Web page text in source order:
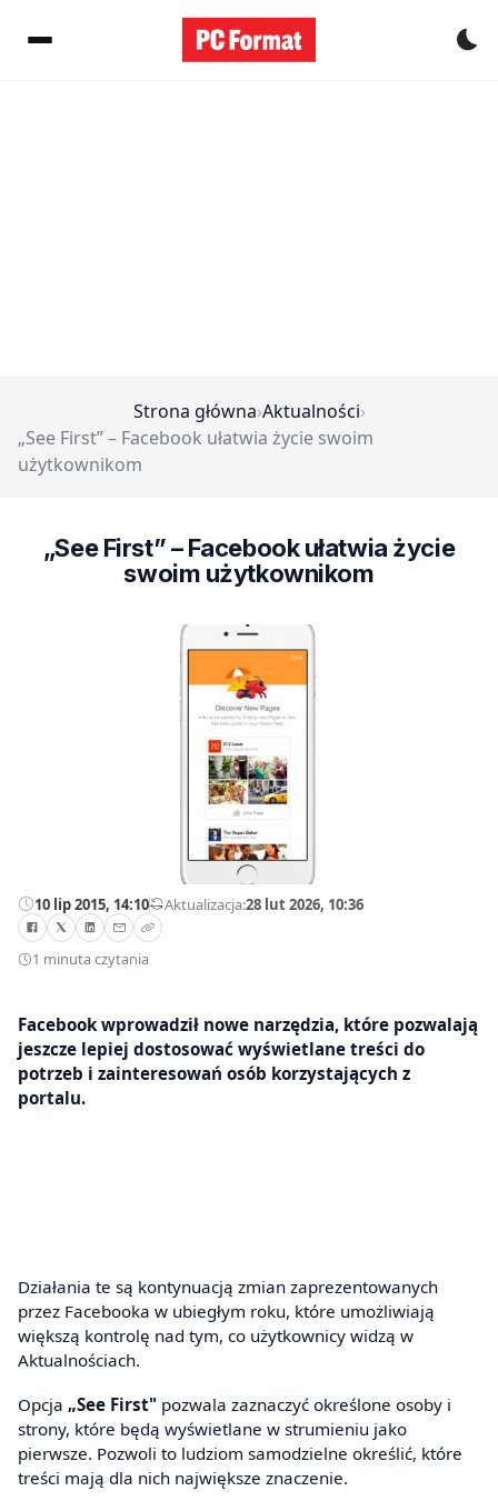
Strona główna›Aktualności›
„See First” – Facebook ułatwia życie swoim
użytkownikom
„See First” – Facebook ułatwia życie
swoim użytkownikom
10 lip 2015, 14:10—Aktualizacja:28 lut 2026, 10:36
1 minuta czytania
Facebook wprowadził nowe narzędzia, które pozwalają
jeszcze lepiej dostosować wyświetlane treści do
potrzeb i zainteresowań osób korzystających z
portalu.
Działania te są kontynuacją zmian zaprezentowanych
przez Facebooka w ubiegłym roku, które umożliwiają
większą kontrolę nad tym, co użytkownicy widzą w
Aktualnościach.
Opcja „See First" pozwala zaznaczyć określone osoby i
strony, które będą wyświetlane w strumieniu jako
pierwsze. Pozwoli to ludziom samodzielne określić, które
treści mają dla nich największe znaczenie.